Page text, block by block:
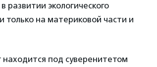
развитии экологического
только на материковой части и
под суверенитетом